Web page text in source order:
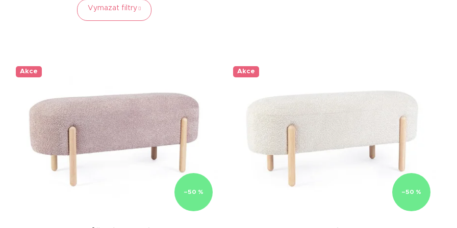
Vymazat filtry
Akce
–50 %
Akce
–50 %